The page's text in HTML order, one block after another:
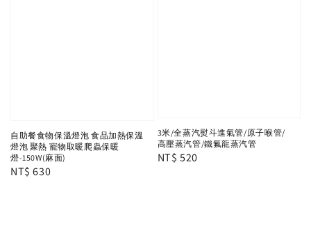
自助餐食物保溫燈泡 食品加熱保溫
燈泡 聚熱 寵物取暖爬蟲保暖
燈-150W(麻面)
Regular
NT$ 630
3米/全蒸汽熨斗進氣管/原子喉管/
高壓蒸汽管/鐵氟龍蒸汽管
Regular
NT$ 520